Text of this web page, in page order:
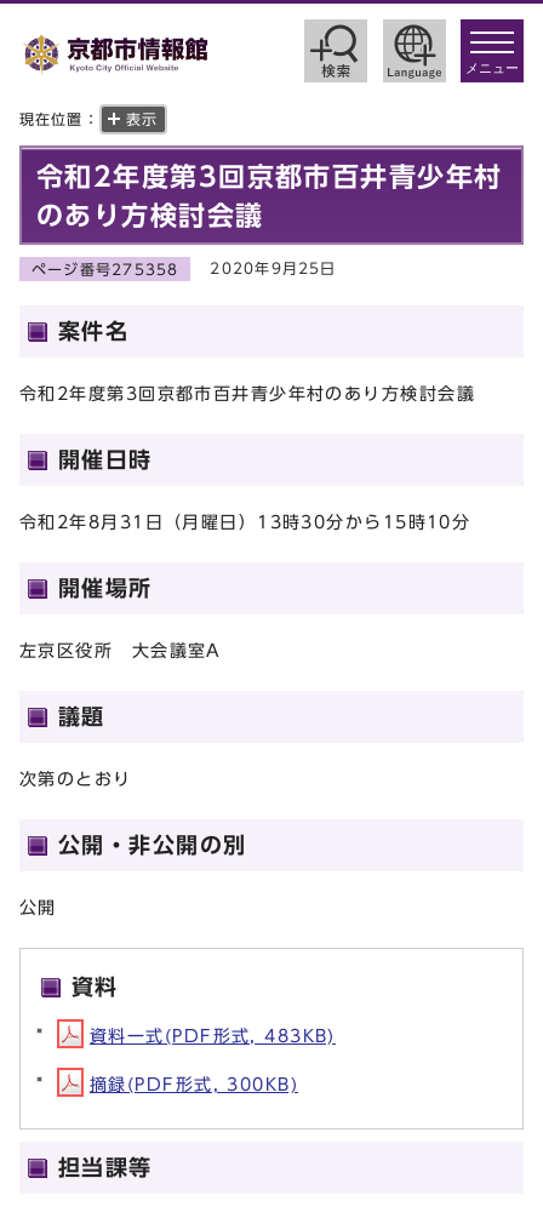
toggle
メニュー
現在位置： 表示
令和2年度第3回京都市百井青少年村
のあり方検討会議
ページ番号275358 2020年9月25日
案件名
令和2年度第3回京都市百井青少年村のあり方検討会議
開催日時
令和2年8月31日（月曜日）13時30分から15時10分
開催場所
左京区役所 大会議室A
議題
次第のとおり
公開・非公開の別
公開
資料
資料一式(PDF形式, 483KB)
摘録(PDF形式, 300KB)
担当課等